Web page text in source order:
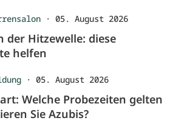
· 05. August 2026
der Hitzewelle: diese
helfen
· 05. August 2026
Welche Probezeiten gelten
Sie Azubis?